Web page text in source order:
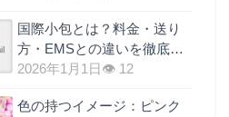
国際小包とは？料金・送り
方・EMSとの違いを徹底解
説
2026年1月1日 👁 12
色の持つイメージ：ピンク